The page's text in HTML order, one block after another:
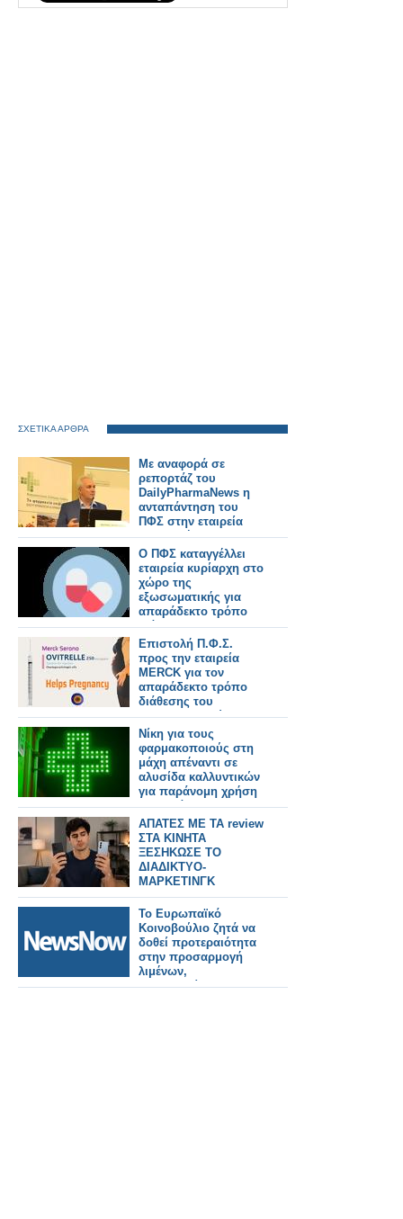
ΣΧΕΤΙΚΑ ΑΡΘΡΑ
Με αναφορά σε
ρεπορτάζ του
DailyPharmaNews η
ανταπάντηση του
ΠΦΣ στην εταιρεία
που κατήγγειλε για
απαράδεκτο τρόπο
διάθεσης
σκευάσματός της
Ο ΠΦΣ καταγγέλλει
εταιρεία κυρίαρχη στο
χώρο της
εξωσωματικής για
απαράδεκτο τρόπο
διάθεσης
σκευάσματός της
Επιστολή Π.Φ.Σ.
προς την εταιρεία
MERCK για τον
απαράδεκτο τρόπο
διάθεσης του
φαρμακευτικού
σκευάσματος Ovitrelle
στα ιδιωτικά
φαρμακεία
Νίκη για τους
φαρμακοποιούς στη
μάχη απέναντι σε
αλυσίδα καλλυντικών
για παράνομη χρήση
του πράσινου
σταυρού
ΑΠΑΤΕΣ ΜΕ ΤΑ review
ΣΤΑ ΚΙΝΗΤΑ
ΞΕΣΗΚΩΣΕ ΤΟ
ΔΙΑΔΙΚΤΥΟ-
ΜΑΡΚΕΤΙΝΓΚ
ΓΕΜΑΤΑ ΨΕΜΑΤΑ
Το Ευρωπαϊκό
Κοινοβούλιο ζητά να
δοθεί προτεραιότητα
στην προσαρμογή
λιμένων,
αεροδρομίων και